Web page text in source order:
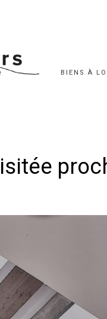
BIENS À